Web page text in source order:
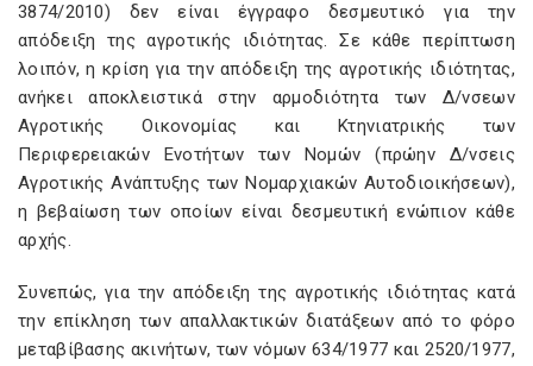
3874/2010) δεν είναι έγγραφο δεσμευτικό για την
απόδειξη της αγροτικής ιδιότητας. Σε κάθε περίπτωση
λοιπόν, η κρίση για την απόδειξη της αγροτικής ιδιότητας,
ανήκει αποκλειστικά στην αρμοδιότητα των Δ/νσεων
Αγροτικής Οικονομίας και Κτηνιατρικής των
Περιφερειακών Ενοτήτων των Νομών (πρώην Δ/νσεις
Αγροτικής Ανάπτυξης των Νομαρχιακών Αυτοδιοικήσεων),
η βεβαίωση των οποίων είναι δεσμευτική ενώπιον κάθε
αρχής.
Συνεπώς, για την απόδειξη της αγροτικής ιδιότητας κατά
την επίκληση των απαλλακτικών διατάξεων από το φόρο
μεταβίβασης ακινήτων, των νόμων 634/1977 και 2520/1977,